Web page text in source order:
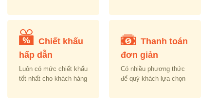
Chiết khấu
hấp dẫn
Luôn có mức chiết khấu
tốt nhất cho khách hàng
Thanh toán
đơn giản
Có nhiều phương thức
để quý khách lựa chọn